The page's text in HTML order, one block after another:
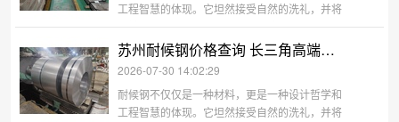
工程智慧的体现。它坦然接受自然的洗礼，并将
之转化为自身的力量与美感。在追求可持续发展
与人文精神的今天，耐候钢以其低维护、长寿
命、真环保的实用价值，和会呼吸、有记忆、能
融合的深刻情感价值，正成为连接功
苏州耐候钢价格查询 长三角高端建筑
2026-07-30 14:02:29
耐候钢不仅仅是一种材料，更是一种设计哲学和
工程智慧的体现。它坦然接受自然的洗礼，并将